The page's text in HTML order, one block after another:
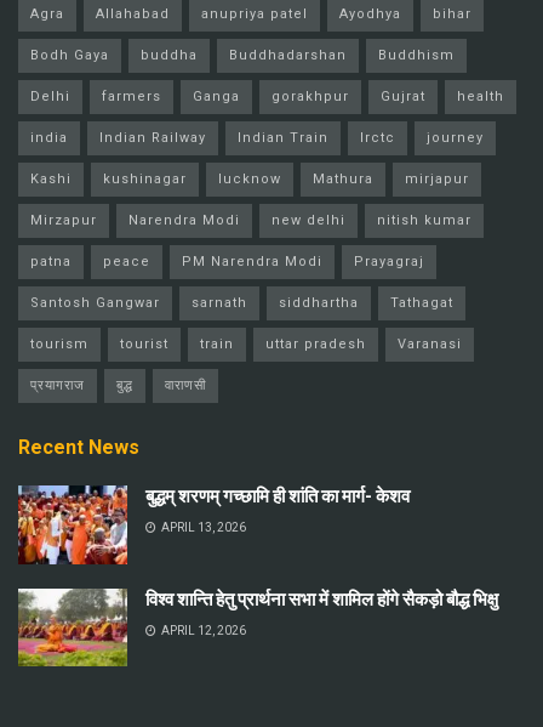
Agra Allahabad anupriya patel Ayodhya bihar
Bodh Gaya buddha Buddhadarshan Buddhism
Delhi farmers Ganga gorakhpur Gujrat health
india Indian Railway Indian Train Irctc journey
Kashi kushinagar lucknow Mathura mirjapur
Mirzapur Narendra Modi new delhi nitish kumar
patna peace PM Narendra Modi Prayagraj
Santosh Gangwar sarnath siddhartha Tathagat
tourism tourist train uttar pradesh Varanasi
प्रयागराज बुद्ध वाराणसी
Recent News
बुद्धम् शरणम् गच्छामि ही शांति का मार्ग- केशव
APRIL 13, 2026
विश्व शान्ति हेतु प्रार्थना सभा में शामिल होंगे सैकड़ो बौद्ध भिक्षु
APRIL 12, 2026